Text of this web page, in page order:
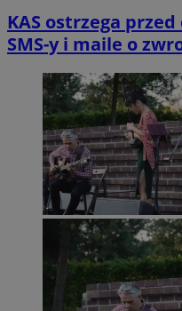
KAS ostrzega
SMS-y i maile o